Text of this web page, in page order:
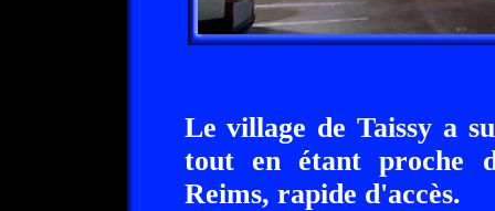
Le village de Taissy a
tout en étant proche
Reims, rapide d'accès.